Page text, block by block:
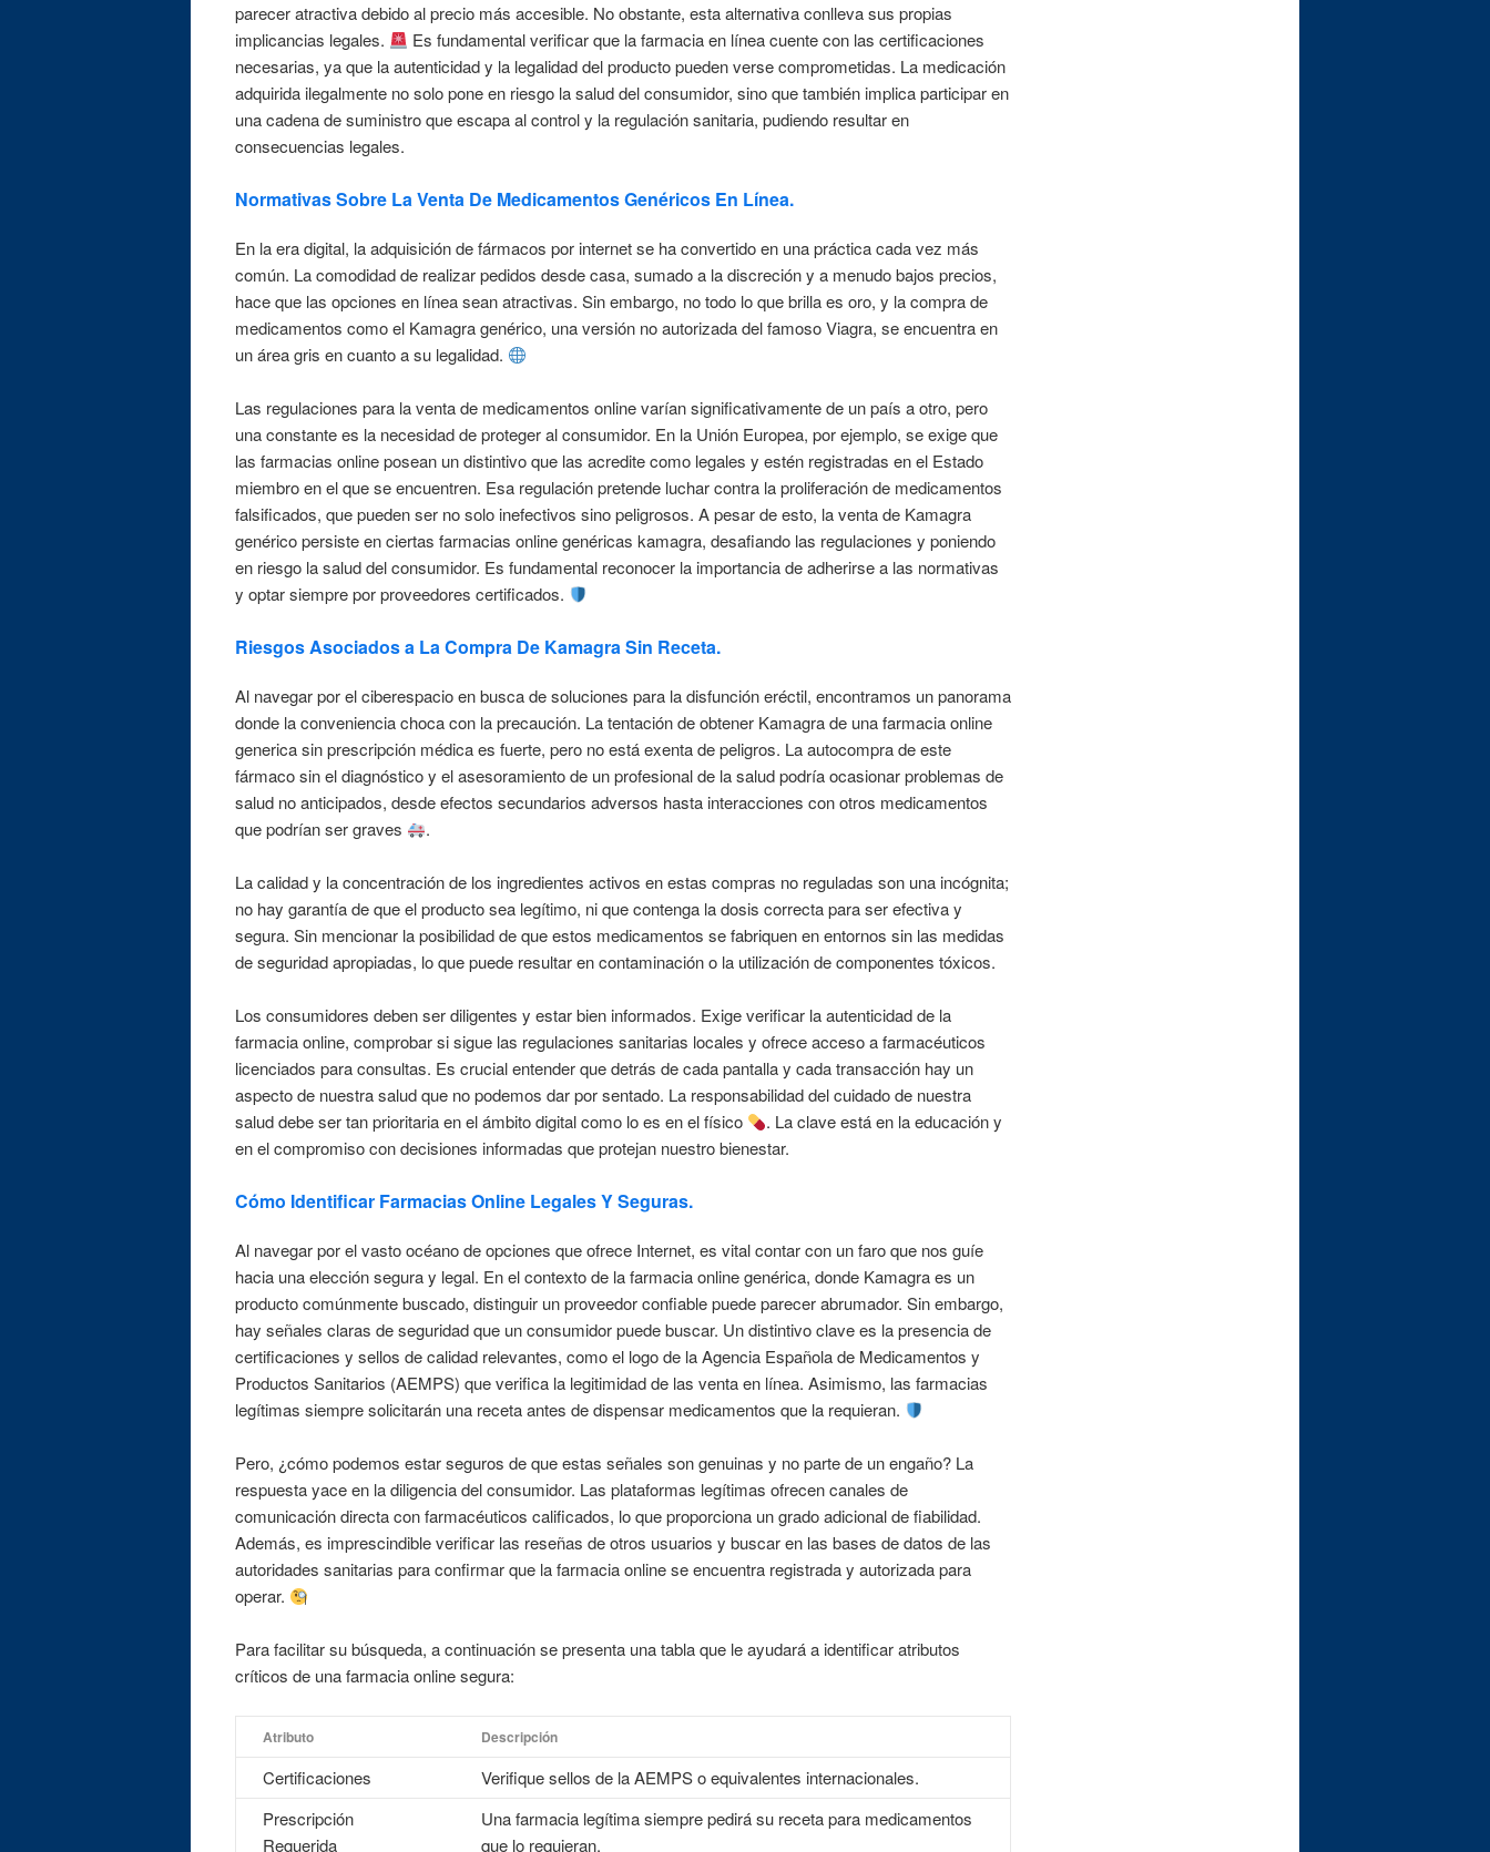
parecer atractiva debido al precio más accesible. No obstante, esta alternativa conlleva sus propias
implicancias legales.
Es fundamental verificar que la farmacia en línea cuente con las certificaciones
necesarias, ya que la autenticidad y la legalidad del producto pueden verse comprometidas. La medicación
adquirida ilegalmente no solo pone en riesgo la salud del consumidor, sino que también implica participar en
una cadena de suministro que escapa al control y la regulación sanitaria, pudiendo resultar en
consecuencias legales.
Normativas Sobre La Venta De Medicamentos Genéricos En Línea.
En la era digital, la adquisición de fármacos por internet se ha convertido en una práctica cada vez más
común. La comodidad de realizar pedidos desde casa, sumado a la discreción y a menudo bajos precios,
hace que las opciones en línea sean atractivas. Sin embargo, no todo lo que brilla es oro, y la compra de
medicamentos como el Kamagra genérico, una versión no autorizada del famoso Viagra, se encuentra en
un área gris en cuanto a su legalidad.
Las regulaciones para la venta de medicamentos online varían significativamente de un país a otro, pero
una constante es la necesidad de proteger al consumidor. En la Unión Europea, por ejemplo, se exige que
las farmacias online posean un distintivo que las acredite como legales y estén registradas en el Estado
miembro en el que se encuentren. Esa regulación pretende luchar contra la proliferación de medicamentos
falsificados, que pueden ser no solo inefectivos sino peligrosos. A pesar de esto, la venta de Kamagra
genérico persiste en ciertas farmacias online genéricas kamagra, desafiando las regulaciones y poniendo
en riesgo la salud del consumidor. Es fundamental reconocer la importancia de adherirse a las normativas
y optar siempre por proveedores certificados.
Riesgos Asociados a La Compra De Kamagra Sin Receta.
Al navegar por el ciberespacio en busca de soluciones para la disfunción eréctil, encontramos un panorama
donde la conveniencia choca con la precaución. La tentación de obtener Kamagra de una farmacia online
generica sin prescripción médica es fuerte, pero no está exenta de peligros. La autocompra de este
fármaco sin el diagnóstico y el asesoramiento de un profesional de la salud podría ocasionar problemas de
salud no anticipados, desde efectos secundarios adversos hasta interacciones con otros medicamentos
que podrían ser graves
.
La calidad y la concentración de los ingredientes activos en estas compras no reguladas son una incógnita;
no hay garantía de que el producto sea legítimo, ni que contenga la dosis correcta para ser efectiva y
segura. Sin mencionar la posibilidad de que estos medicamentos se fabriquen en entornos sin las medidas
de seguridad apropiadas, lo que puede resultar en contaminación o la utilización de componentes tóxicos.
Los consumidores deben ser diligentes y estar bien informados. Exige verificar la autenticidad de la
farmacia online, comprobar si sigue las regulaciones sanitarias locales y ofrece acceso a farmacéuticos
licenciados para consultas. Es crucial entender que detrás de cada pantalla y cada transacción hay un
aspecto de nuestra salud que no podemos dar por sentado. La responsabilidad del cuidado de nuestra
salud debe ser tan prioritaria en el ámbito digital como lo es en el físico
. La clave está en la educación y
en el compromiso con decisiones informadas que protejan nuestro bienestar.
Cómo Identificar Farmacias Online Legales Y Seguras.
Al navegar por el vasto océano de opciones que ofrece Internet, es vital contar con un faro que nos guíe
hacia una elección segura y legal. En el contexto de la farmacia online genérica, donde Kamagra es un
producto comúnmente buscado, distinguir un proveedor confiable puede parecer abrumador. Sin embargo,
hay señales claras de seguridad que un consumidor puede buscar. Un distintivo clave es la presencia de
certificaciones y sellos de calidad relevantes, como el logo de la Agencia Española de Medicamentos y
Productos Sanitarios (AEMPS) que verifica la legitimidad de las venta en línea. Asimismo, las farmacias
legítimas siempre solicitarán una receta antes de dispensar medicamentos que la requieran.
Pero, ¿cómo podemos estar seguros de que estas señales son genuinas y no parte de un engaño? La
respuesta yace en la diligencia del consumidor. Las plataformas legítimas ofrecen canales de
comunicación directa con farmacéuticos calificados, lo que proporciona un grado adicional de fiabilidad.
Además, es imprescindible verificar las reseñas de otros usuarios y buscar en las bases de datos de las
autoridades sanitarias para confirmar que la farmacia online se encuentra registrada y autorizada para
operar.
Para facilitar su búsqueda, a continuación se presenta una tabla que le ayudará a identificar atributos
críticos de una farmacia online segura:
Atributo Descripción
Certificaciones
Verifique sellos de la AEMPS o equivalentes internacionales.
Prescripción
Requerida
Una farmacia legítima siempre pedirá su receta para medicamentos
que lo requieran.